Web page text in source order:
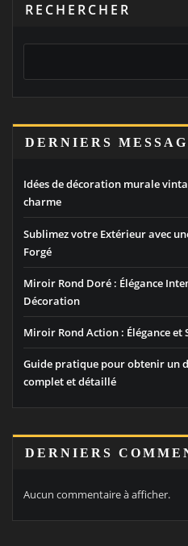
RECHERCHER
DERNIERS
Idées de décoration murale
charme
Sublimez votre Extérieur avec
Forgé
Miroir Rond Doré : Élégance
Décoration
Miroir Rond Action : Élégance
Guide pratique pour obtenir un
complet et détaillé
DERNIERS
Aucun commentaire à afficher.